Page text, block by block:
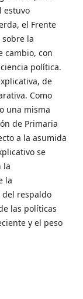
estuvo
el Frente
la
cambio, con
política.
de
Como
una misma
de Primaria
a la asumida
se
la
la
respaldo
las políticas
y el peso